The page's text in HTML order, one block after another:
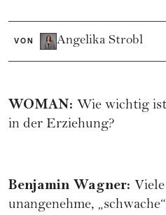
VON Angelika Strobl
WOMAN: Wie wichtig ist
in der Erziehung?
Benjamin Wagner:
unangenehme,